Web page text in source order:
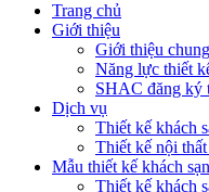
Trang chủ
Giới thiệu
Giới thiệu chung
Năng lực thiết
SHAC đăng ký
Dịch vụ
Thiết kế khách
Thiết kế nội
Mẫu thiết kế khách
Thiết kế khách